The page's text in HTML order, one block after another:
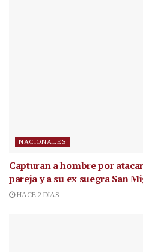
NACIONALES
Capturan a hombre por
pareja y a su ex suegra San
HACE 2 DÍAS